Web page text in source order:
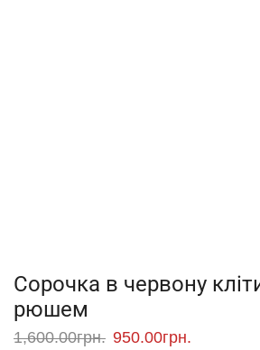
Сорочка в червону
рюшем
1,600.00грн. 950.00грн.